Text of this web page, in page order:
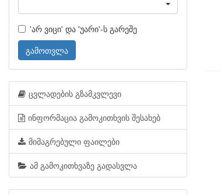
'არ ვიცი' და 'უარი'-ს გარეშე
გამოთვლა
ცვლადების გზამკვლევი
ინფორმაცია გამოკითხვის შესახებ
მიმაგრებული ფაილები
ამ გამოკითხვაზე გადასვლა